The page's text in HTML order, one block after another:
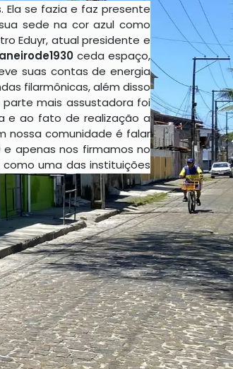
Ela se fazia e faz presente
sede na cor azul como
Eduyr, atual presidente e
ceda espaço,
suas contas de energia
filarmônicas, além disso
mais assustadora foi
e ao fato de realização a
nossa comunidade é falar
apenas nos firmamos no
uma das instituições